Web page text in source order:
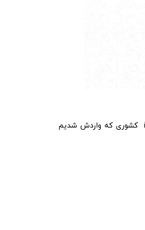
این سایت تنها به یک عکس و یک سرچ و لینک صفحه یک خود اتکا کرده می‌تونست کمی بهتر باشه و یا یک سری ویدیو محبوب رو بر اساس ip کشوری که واردش شدیم